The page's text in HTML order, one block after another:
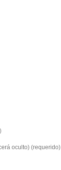
oculto) (requerido)